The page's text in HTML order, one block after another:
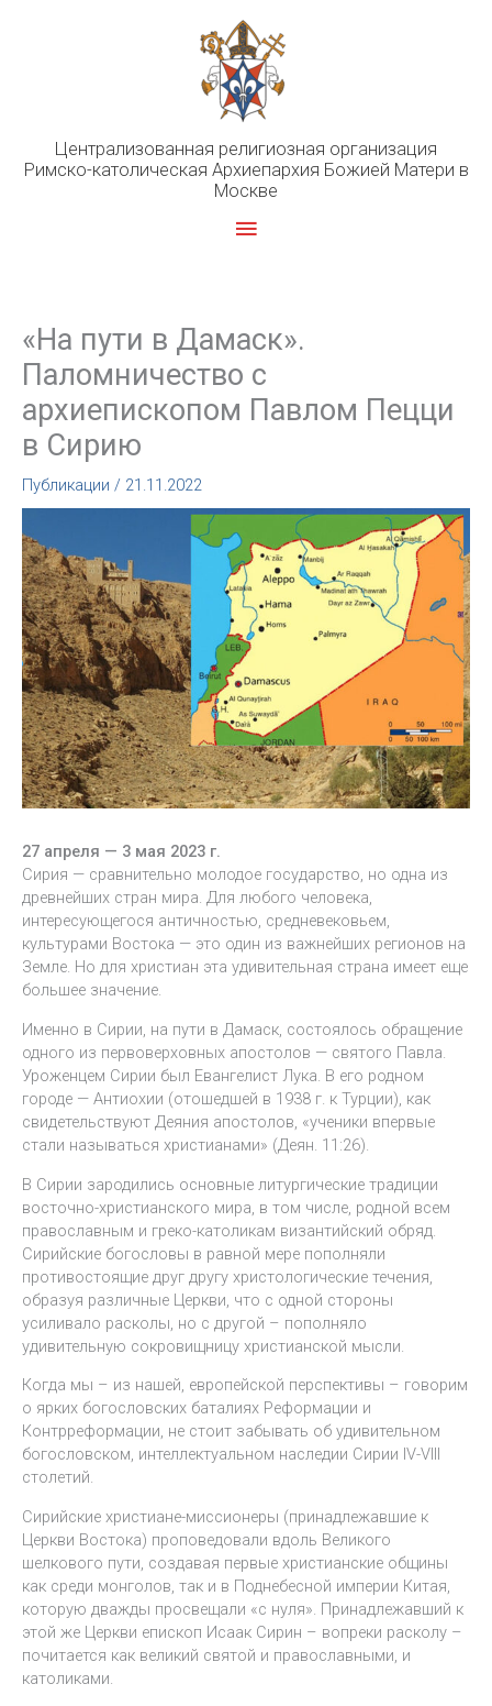
Централизованная религиозная организация
Римско-католическая Архиепархия Божией Матери в
Москве
Главное
«На пути в Дамаск».
Паломничество c
архиепископом Павлом Пецци
в Сирию
Публикации / 21.11.2022
27 апреля — 3 мая 2023 г.
Сирия — сравнительно молодое государство, но одна из
древнейших стран мира. Для любого человека,
интересующегося античностью, средневековьем,
культурами Востока — это один из важнейших регионов на
Земле. Но для христиан эта удивительная страна имеет еще
большее значение.
Именно в Сирии, на пути в Дамаск, состоялось обращение
одного из первоверховных апостолов — святого Павла.
Уроженцем Сирии был Евангелист Лука. В его родном
городе — Антиохии (отошедшей в 1938 г. к Турции), как
свидетельствуют Деяния апостолов, «ученики впервые
стали называться христианами» (Деян. 11:26).
В Сирии зародились основные литургические традиции
восточно-христианского мира, в том числе, родной всем
православным и греко-католикам византийский обряд.
Сирийские богословы в равной мере пополняли
противостоящие друг другу христологические течения,
образуя различные Церкви, что с одной стороны
усиливало расколы, но с другой – пополняло
удивительную сокровищницу христианской мысли.
Когда мы – из нашей, европейской перспективы – говорим
о ярких богословских баталиях Реформации и
Контрреформации, не стоит забывать об удивительном
богословском, интеллектуальном наследии Сирии IV-VIII
столетий.
Сирийские христиане-миссионеры (принадлежавшие к
Церкви Востока) проповедовали вдоль Великого
шелкового пути, создавая первые христианские общины
как среди монголов, так и в Поднебесной империи Китая,
которую дважды просвещали «с нуля». Принадлежавший к
этой же Церкви епископ Исаак Сирин – вопреки расколу –
почитается как великий святой и православными, и
католиками.